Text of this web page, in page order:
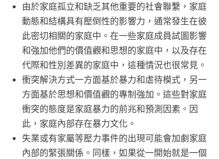
由於家庭孤立和缺乏其他重要的社會聯繫，家庭
動態和結構具有壓倒性的影響力，通常發生在彼
此密切相關的家庭中。在一些家庭成員試圖影響
和強加他們的價值觀和思想的家庭中，以及存在
代際和性別差異的家庭中，這種情況也很常見。
衝突解決方式一方面基於暴力和虐待模式，另一
方面基於思想和價值觀的專制強加。這些對家庭
衝突的態度是家庭暴力的前兆和預測因素。因
此，家庭內部存在暴力文化。
失業或有家屬等壓力事件的出現可能會加劇家庭
內部的緊張關係。同樣，如果從一開始就是一個